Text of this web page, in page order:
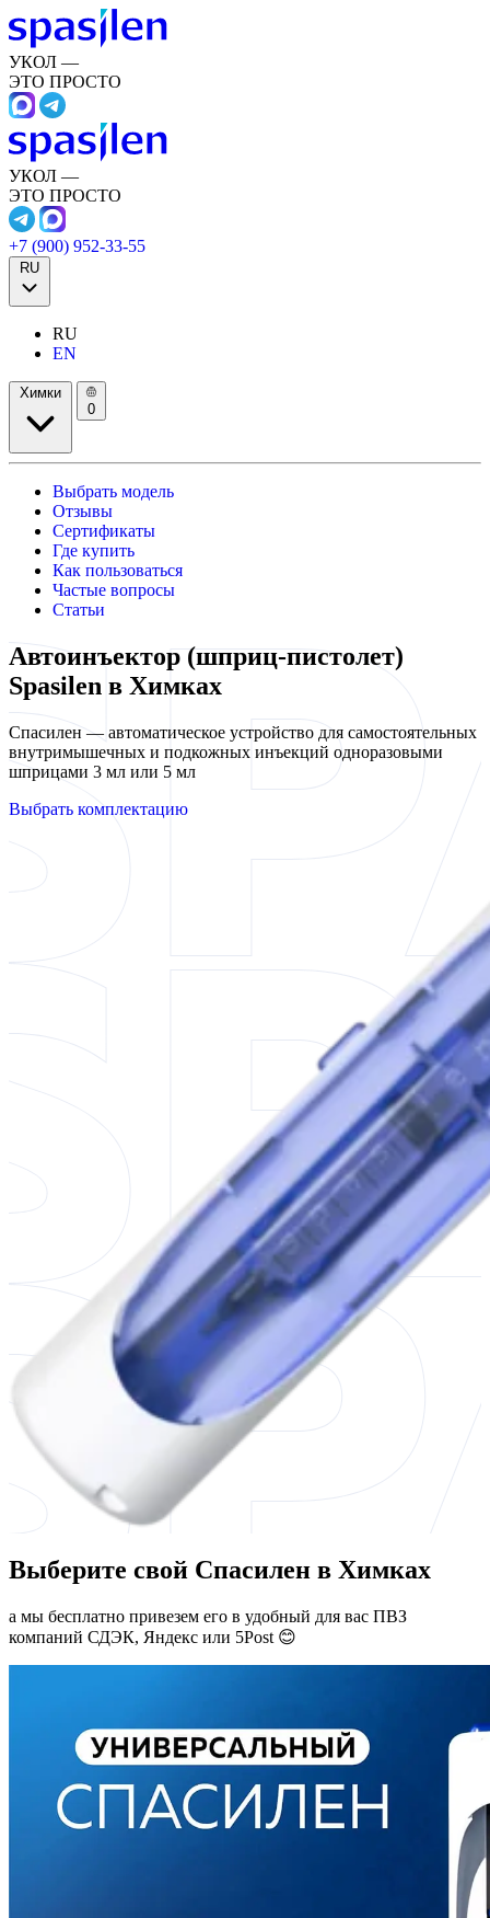
УКОЛ —
ЭТО ПРОСТО
УКОЛ —
ЭТО ПРОСТО
+7 (900) 952-33-55
RU
RU
EN
Химки
0
Выбрать модель
Отзывы
Сертификаты
Где купить
Как пользоваться
Частые вопросы
Статьи
Автоинъектор (шприц-пистолет)
Spasilen в Химках
Спасилен — автоматическое устройство для самостоятельных
внутримышечных и подкожных инъекций одноразовыми
шприцами 3 мл или 5 мл
Выбрать комплектацию
Выберите свой Спасилен в Химках
а мы бесплатно привезем его в удобный для вас ПВЗ
компаний СДЭК, Яндекс или 5Post 😊